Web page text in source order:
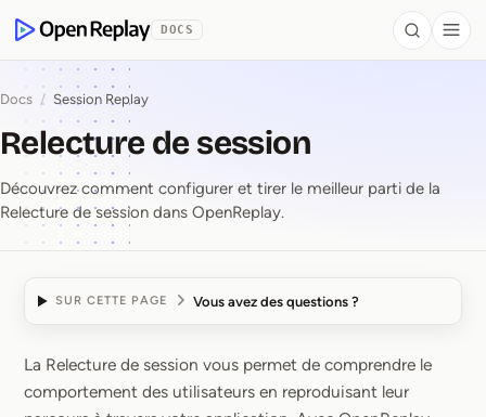
OpenReplay
DOCS Search
Docs / Session Replay
Relecture de session
Découvrez comment configurer et tirer le meilleur parti de la
Relecture de session dans OpenReplay.
SUR CETTE PAGE Vous avez des questions ?
Relecture de session
La Relecture de session vous permet de comprendre le
comportement des utilisateurs en reproduisant leur